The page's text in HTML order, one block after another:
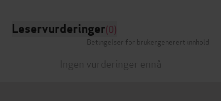
Leservurderinger(0)
Betingelser for brukergenerert innhold
Ingen vurderinger ennå